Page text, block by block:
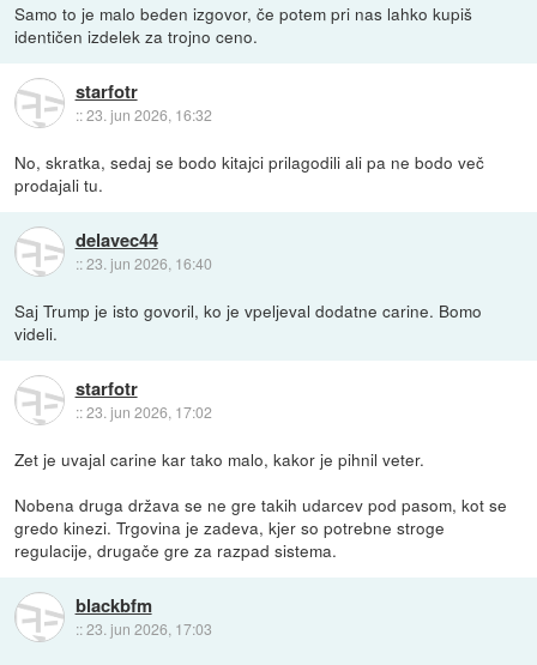
Samo to je malo beden izgovor, če potem pri nas lahko kupiš
identičen izdelek za trojno ceno.
starfotr
::23. jun 2026, 16:32
No, skratka, sedaj se bodo kitajci prilagodili ali pa ne bodo več
prodajali tu.
delavec44
::23. jun 2026, 16:40
Saj Trump je isto govoril, ko je vpeljeval dodatne carine. Bomo
videli.
starfotr
::23. jun 2026, 17:02
Zet je uvajal carine kar tako malo, kakor je pihnil veter.
Nobena druga država se ne gre takih udarcev pod pasom, kot se
gredo kinezi. Trgovina je zadeva, kjer so potrebne stroge
regulacije, drugače gre za razpad sistema.
blackbfm
::23. jun 2026, 17:03